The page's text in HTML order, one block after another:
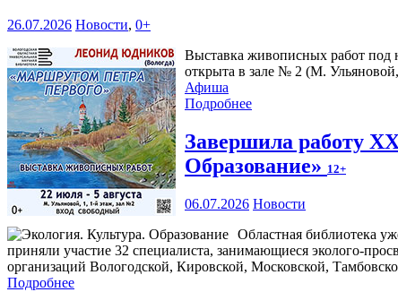
26.07.2026 Новости, 0+
Выставка живописных работ под
открыта в зале № 2 (М.
Афиша
Подробнее
Завершила работу
Образование» 12+
06.07.2026 Новости
Областная библиотека
приняли участие 32 специалиста, занимающиеся эколого-
организаций Вологодской, Кировской, Московской,
Подробнее